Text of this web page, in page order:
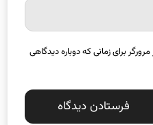
برای زمانی که دوباره دیدگاهی